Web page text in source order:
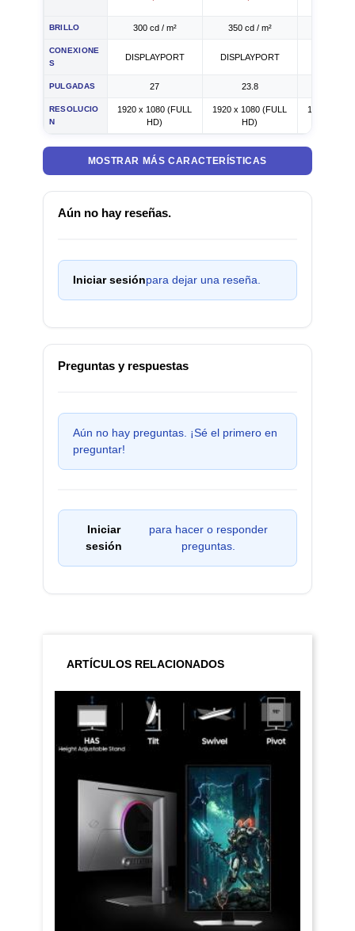
BRILLO 300 cd / m² 350 cd / m²
CONEXIONE
S
DISPLAYPORT DISPLAYPORT
PULGADAS 27 23.8
RESOLUCIO
N
1920 x 1080 (FULL
HD)
1920 x 1080 (FULL
HD)
1920 x
MOSTRAR MÁS CARACTERÍSTICAS
Aún no hay reseñas.
Iniciar sesiónpara dejar una reseña.
Preguntas y respuestas
Aún no hay preguntas. ¡Sé el primero en
preguntar!
Iniciar
sesión
para hacer o responder
preguntas.
ARTÍCULOS RELACIONADOS